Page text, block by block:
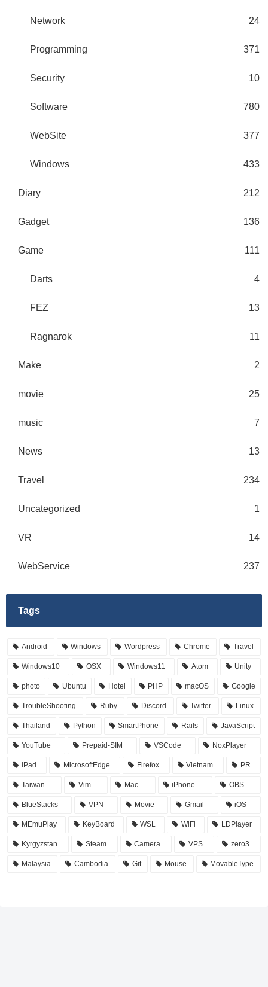
Network 24
Programming 371
Security 10
Software 780
WebSite 377
Windows 433
Diary 212
Gadget 136
Game 111
Darts 4
FEZ 13
Ragnarok 11
Make 2
movie 25
music 7
News 13
Travel 234
Uncategorized 1
VR 14
WebService 237
Tags
Android Windows Wordpress Chrome Travel
Windows10 OSX Windows11 Atom Unity
photo Ubuntu Hotel PHP macOS Google
TroubleShooting Ruby Discord Twitter Linux
Thailand Python SmartPhone Rails JavaScript
YouTube Prepaid-SIM VSCode NoxPlayer
iPad MicrosoftEdge Firefox Vietnam PR
Taiwan Vim Mac iPhone OBS
BlueStacks VPN Movie Gmail iOS
MEmuPlay KeyBoard WSL WiFi LDPlayer
Kyrgyzstan Steam Camera VPS zero3
Malaysia Cambodia Git Mouse MovableType